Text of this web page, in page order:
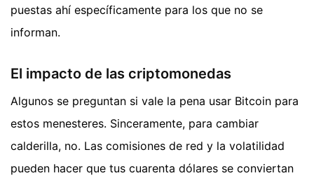
puestas ahí específicamente para los que no se
informan.
El impacto de las criptomonedas
Algunos se preguntan si vale la pena usar Bitcoin para
estos menesteres. Sinceramente, para cambiar
calderilla, no. Las comisiones de red y la volatilidad
pueden hacer que tus cuarenta dólares se conviertan